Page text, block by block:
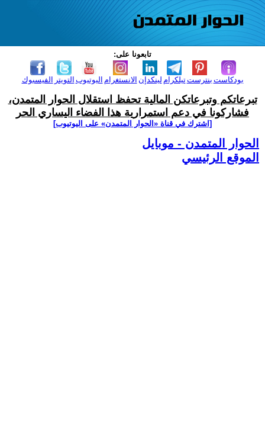
تابعونا على:
الفيسبوك التويتر اليوتيوب الانستغرام لينكدإن تيلكرامبنترست بودكاست
تبرعاتكم وتبرعاتكن المالية تحفظ استقلال الحوار المتمدن،
فشاركونا في دعم استمرارية هذا الفضاء اليساري الحر
[اشترك في قناة ‫«الحوار المتمدن» على اليوتيوب]
الحوار المتمدن - موبايل
الموقع الرئيسي